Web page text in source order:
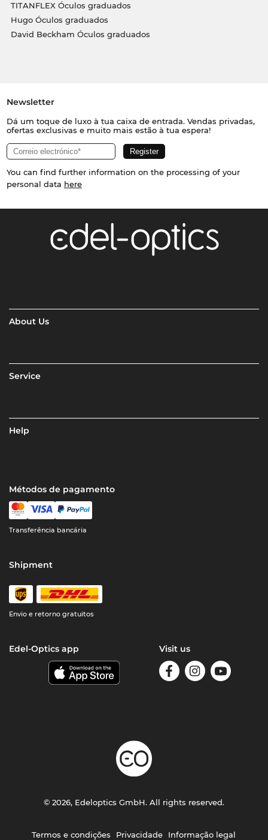
TITANFLEX Óculos graduados
Hugo Óculos graduados
David Beckham Óculos graduados
Newsletter
Dá um toque de luxo à tua caixa de entrada. Vendas privadas,
ofertas exclusivas e muito mais estão à tua espera!
You can find further information on the processing of your
personal data here
About Us
Service
Help
Métodos de pagamento
Transferência bancária
Shipment
Envio e retorno gratuitos
Edel-Optics app Visit us
Termos e condições Privacidade Informação legal
© 2026, Edeloptics GmbH. All rights reserved.